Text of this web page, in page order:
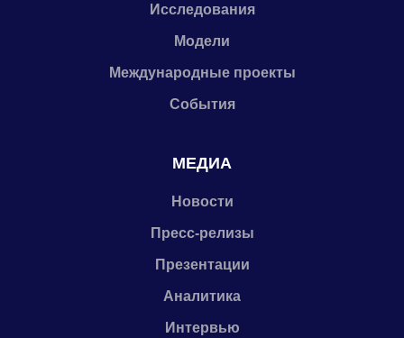
Исследования
Модели
Международные проекты
События
МЕДИА
Новости
Пресс-релизы
Презентации
Аналитика
Интервью